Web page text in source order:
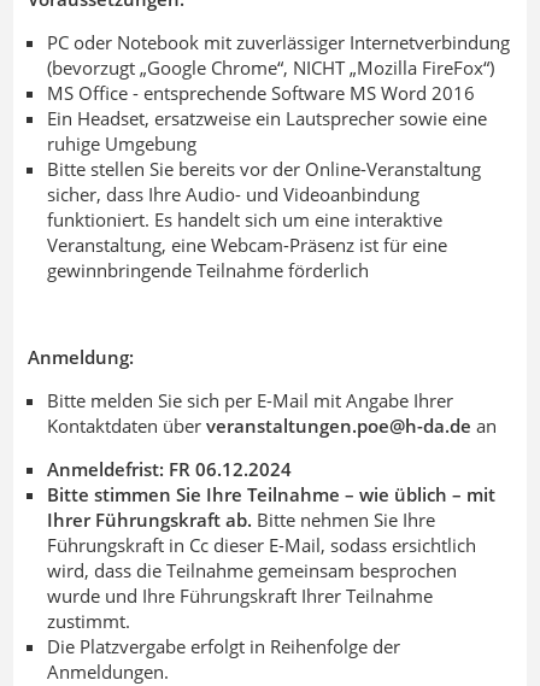
PC oder Notebook mit zuverlässiger Internetverbindung
(bevorzugt „Google Chrome“, NICHT „Mozilla FireFox“)
MS Office - entsprechende Software MS Word 2016
Ein Headset, ersatzweise ein Lautsprecher sowie eine
ruhige Umgebung
Bitte stellen Sie bereits vor der Online-Veranstaltung
sicher, dass Ihre Audio- und Videoanbindung
funktioniert. Es handelt sich um eine interaktive
Veranstaltung, eine Webcam-Präsenz ist für eine
gewinnbringende Teilnahme förderlich
Anmeldung:
Bitte melden Sie sich per E-Mail mit Angabe Ihrer
Kontaktdaten über veranstaltungen.poe@h-da.de an
Anmeldefrist: FR 06.12.2024
Bitte stimmen Sie Ihre Teilnahme – wie üblich – mit
Ihrer Führungskraft ab. Bitte nehmen Sie Ihre
Führungskraft in Cc dieser E-Mail, sodass ersichtlich
wird, dass die Teilnahme gemeinsam besprochen
wurde und Ihre Führungskraft Ihrer Teilnahme
zustimmt.
Die Platzvergabe erfolgt in Reihenfolge der
Anmeldungen.